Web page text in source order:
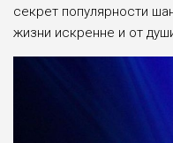
секрет популярности
жизни искренне и от